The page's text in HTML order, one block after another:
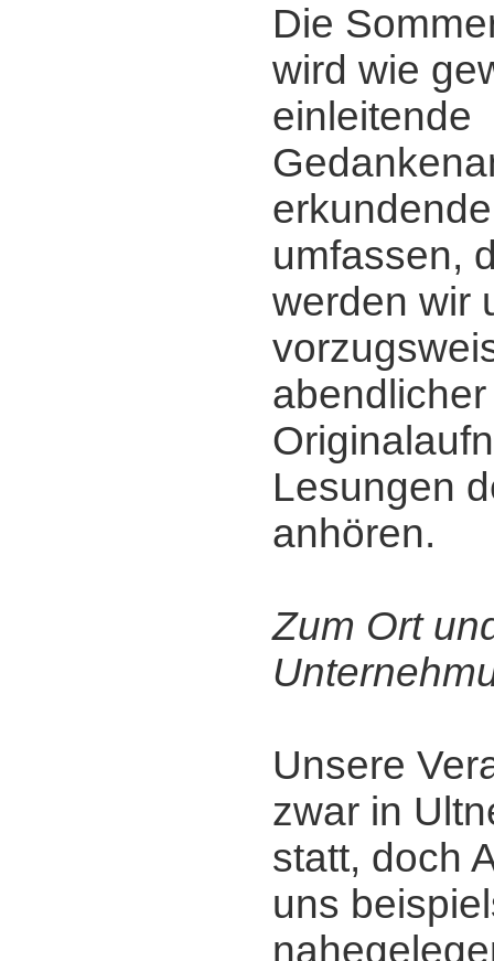
Die
wird wie
einleitende
umfassen,
werden wir
Lesungen
anhören.
Zum Ort
Unsere
zwar in
statt, doch
uns